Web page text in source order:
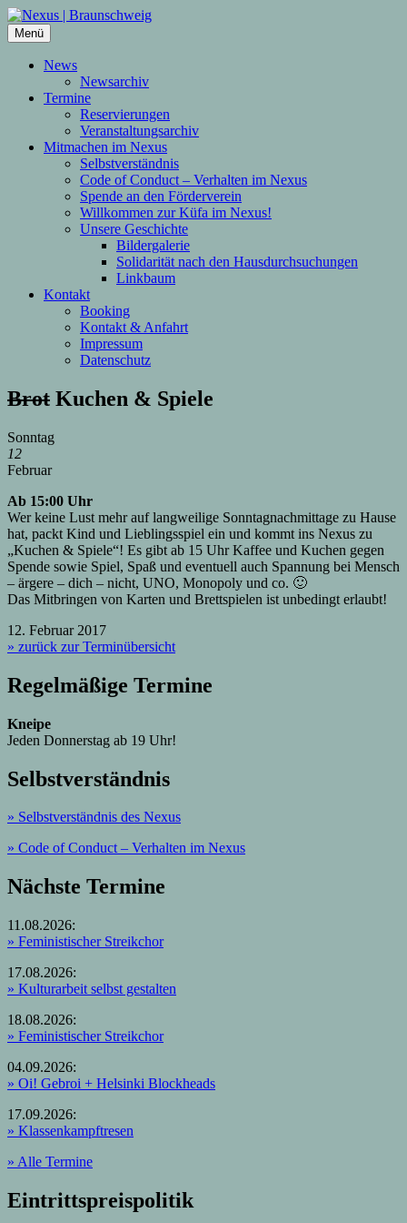
Zum
Inhalt
springen
Menü
News
Newsarchiv
Termine
Reservierungen
Veranstaltungsarchiv
Mitmachen im Nexus
Selbstverständnis
Code of Conduct – Verhalten im Nexus
Spende an den Förderverein
Willkommen zur Küfa im Nexus!
Unsere Geschichte
Bildergalerie
Solidarität nach den Hausdurchsuchungen
Linkbaum
Kontakt
Booking
Kontakt & Anfahrt
Impressum
Datenschutz
Brot Kuchen & Spiele
Sonntag
12
Februar
Ab 15:00 Uhr
Wer keine Lust mehr auf langweilige Sonntagnachmittage zu Hause
hat, packt Kind und Lieblingsspiel ein und kommt ins Nexus zu
„Kuchen & Spiele“! Es gibt ab 15 Uhr Kaffee und Kuchen gegen
Spende sowie Spiel, Spaß und eventuell auch Spannung bei Mensch
– ärgere – dich – nicht, UNO, Monopoly und co. 🙂
Das Mitbringen von Karten und Brettspielen ist unbedingt erlaubt!
12. Februar 2017
» zurück zur Terminübersicht
Regelmäßige Termine
Kneipe
Jeden Donnerstag ab 19 Uhr!
Selbstverständnis
» Selbstverständnis des Nexus
» Code of Conduct – Verhalten im Nexus
Nächste Termine
11.08.2026:
» Feministischer Streikchor
17.08.2026:
» Kulturarbeit selbst gestalten
18.08.2026:
» Feministischer Streikchor
04.09.2026:
» Oi! Gebroi + Helsinki Blockheads
17.09.2026:
» Klassenkampftresen
» Alle Termine
Eintrittspreispolitik